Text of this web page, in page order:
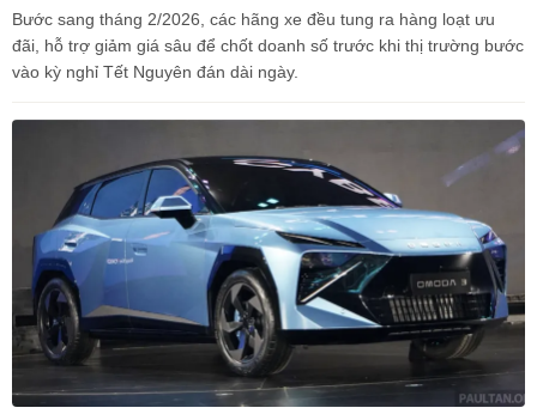
Bước sang tháng 2/2026, các hãng xe đều tung ra hàng loạt ưu
đãi, hỗ trợ giảm giá sâu để chốt doanh số trước khi thị trường bước
vào kỳ nghỉ Tết Nguyên đán dài ngày.